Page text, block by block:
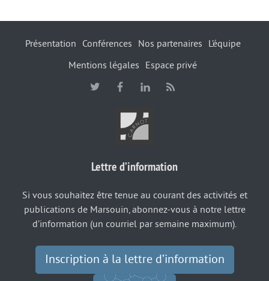
Présentation Conférences Nos partenaires
L’équipe
Mentions légales
Espace privé
Lettre d’information
Si vous souhaitez être tenue au courant des activités et
publications de Marsouin, abonnez-vous à notre lettre
d’information (un courriel par semaine maximum).
Inscription à la lettre d’information